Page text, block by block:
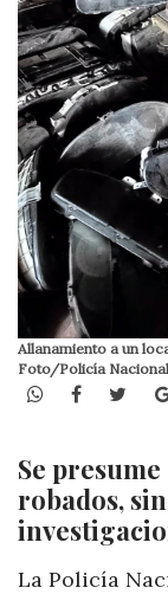
Allanamiento a un
Foto/Policía
WhatsApp
Facebook
Se
robados,
La Policía